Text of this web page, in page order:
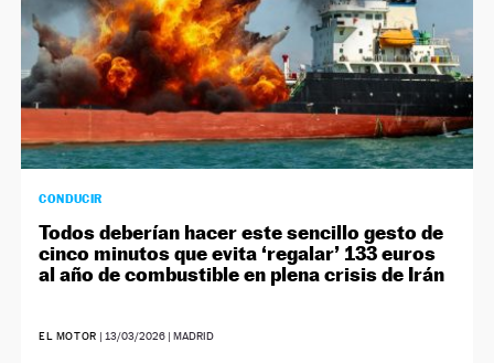
CONDUCIR
Todos deberían hacer este sencillo gesto de
cinco minutos que evita ‘regalar’ 133 euros
al año de combustible en plena crisis de Irán
EL MOTOR | 13/03/2026 | MADRID